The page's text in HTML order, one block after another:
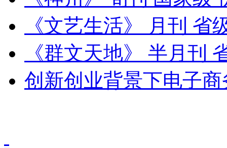
《文艺生活》 月刊 省
《群文天地》 半月刊
创新创业背景下电子